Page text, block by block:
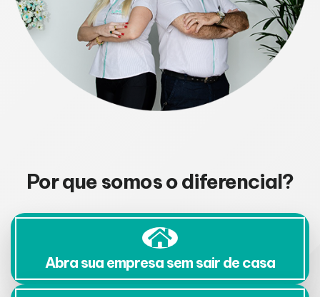
Por que somos o diferencial?
Abra sua empresa sem sair de casa